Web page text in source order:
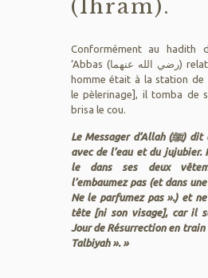
(Ihram).
Conformément au hadith
‘Abbas (رضي الله عنهما) relate : « Alors qu’un
homme était à la station de
le pèlerinage], il tomba de
brisa le cou.
Le Messager d’Allah (ﷺ) dit alors : « Lavez-le
avec de l’eau et du jujubier.
le dans ses deux
l’embaumez pas (et dans
Ne le parfumez pas ».) et
tête [ni son visage], car il
Jour de Résurrection en train
Talbiyah ». »